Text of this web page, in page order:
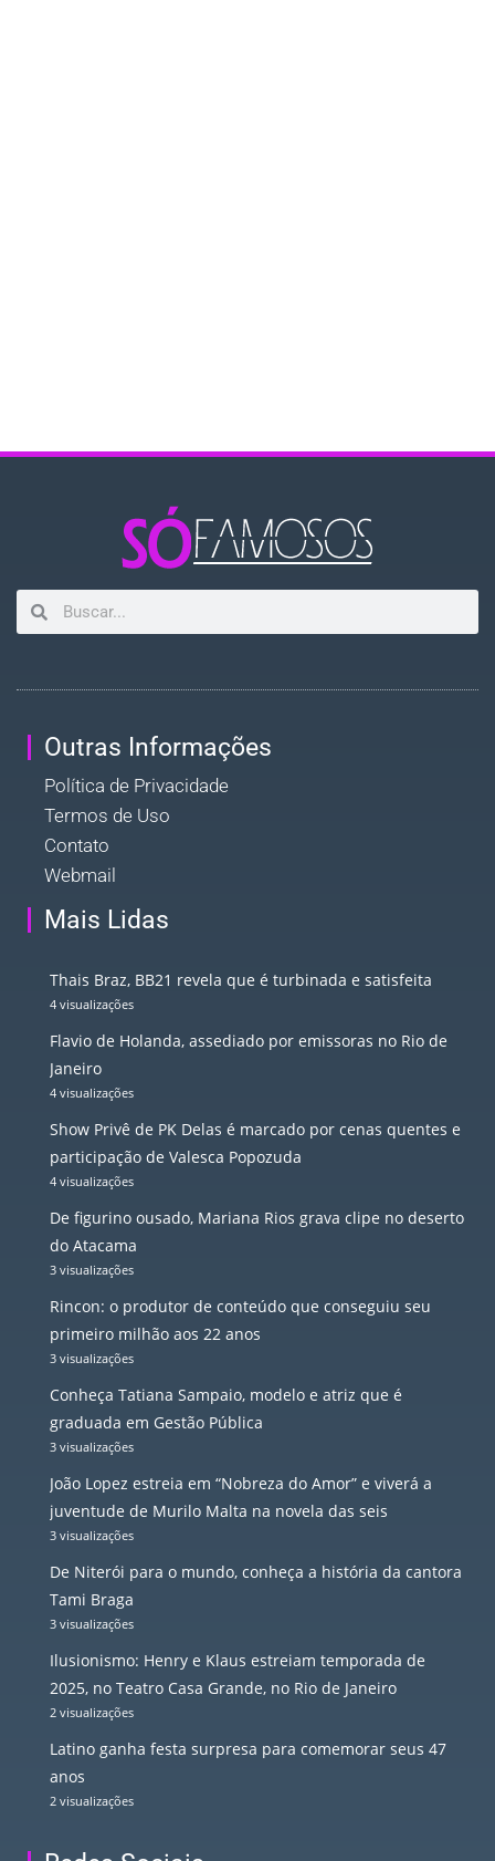
Outras Informações
Política de Privacidade
Termos de Uso
Contato
Webmail
Mais Lidas
Thais Braz, BB21 revela que é turbinada e satisfeita
4 visualizações
Flavio de Holanda, assediado por emissoras no Rio de
Janeiro
4 visualizações
Show Privê de PK Delas é marcado por cenas quentes e
participação de Valesca Popozuda
4 visualizações
De figurino ousado, Mariana Rios grava clipe no deserto
do Atacama
3 visualizações
Rincon: o produtor de conteúdo que conseguiu seu
primeiro milhão aos 22 anos
3 visualizações
Conheça Tatiana Sampaio, modelo e atriz que é
graduada em Gestão Pública
3 visualizações
João Lopez estreia em “Nobreza do Amor” e viverá a
juventude de Murilo Malta na novela das seis
3 visualizações
De Niterói para o mundo, conheça a história da cantora
Tami Braga
3 visualizações
Ilusionismo: Henry e Klaus estreiam temporada de
2025, no Teatro Casa Grande, no Rio de Janeiro
2 visualizações
Latino ganha festa surpresa para comemorar seus 47
anos
2 visualizações